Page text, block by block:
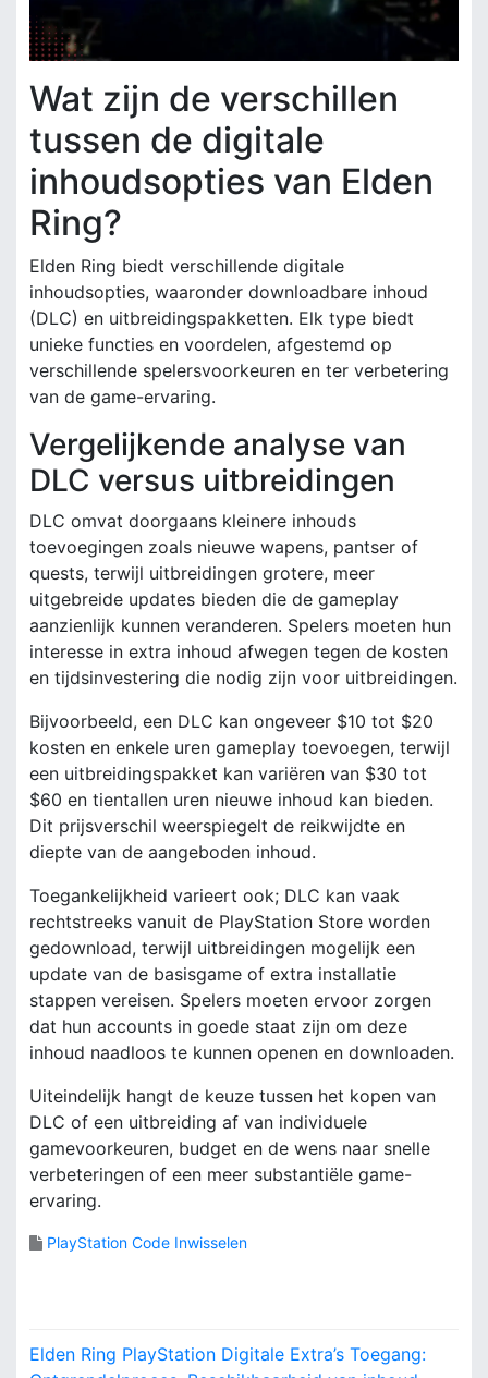
Wat zijn de verschillen
tussen de digitale
inhoudsopties van Elden
Ring?
Elden Ring biedt verschillende digitale
inhoudsopties, waaronder downloadbare inhoud
(DLC) en uitbreidingspakketten. Elk type biedt
unieke functies en voordelen, afgestemd op
verschillende spelersvoorkeuren en ter verbetering
van de game-ervaring.
Vergelijkende analyse van
DLC versus uitbreidingen
DLC omvat doorgaans kleinere inhouds
toevoegingen zoals nieuwe wapens, pantser of
quests, terwijl uitbreidingen grotere, meer
uitgebreide updates bieden die de gameplay
aanzienlijk kunnen veranderen. Spelers moeten hun
interesse in extra inhoud afwegen tegen de kosten
en tijdsinvestering die nodig zijn voor uitbreidingen.
Bijvoorbeeld, een DLC kan ongeveer $10 tot $20
kosten en enkele uren gameplay toevoegen, terwijl
een uitbreidingspakket kan variëren van $30 tot
$60 en tientallen uren nieuwe inhoud kan bieden.
Dit prijsverschil weerspiegelt de reikwijdte en
diepte van de aangeboden inhoud.
Toegankelijkheid varieert ook; DLC kan vaak
rechtstreeks vanuit de PlayStation Store worden
gedownload, terwijl uitbreidingen mogelijk een
update van de basisgame of extra installatie
stappen vereisen. Spelers moeten ervoor zorgen
dat hun accounts in goede staat zijn om deze
inhoud naadloos te kunnen openen en downloaden.
Uiteindelijk hangt de keuze tussen het kopen van
DLC of een uitbreiding af van individuele
gamevoorkeuren, budget en de wens naar snelle
verbeteringen of een meer substantiële game-
ervaring.
PlayStation Code Inwisselen
P
Elden Ring PlayStation Digitale Extra’s Toegang: